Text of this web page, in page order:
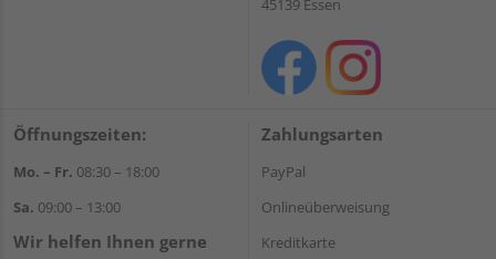
45139 Essen
Öffnungszeiten:
Mo. – Fr. 08:30 – 18:00
Sa. 09:00 – 13:00
Wir helfen Ihnen gerne
Zahlungsarten
PayPal
Onlineüberweisung
Kreditkarte